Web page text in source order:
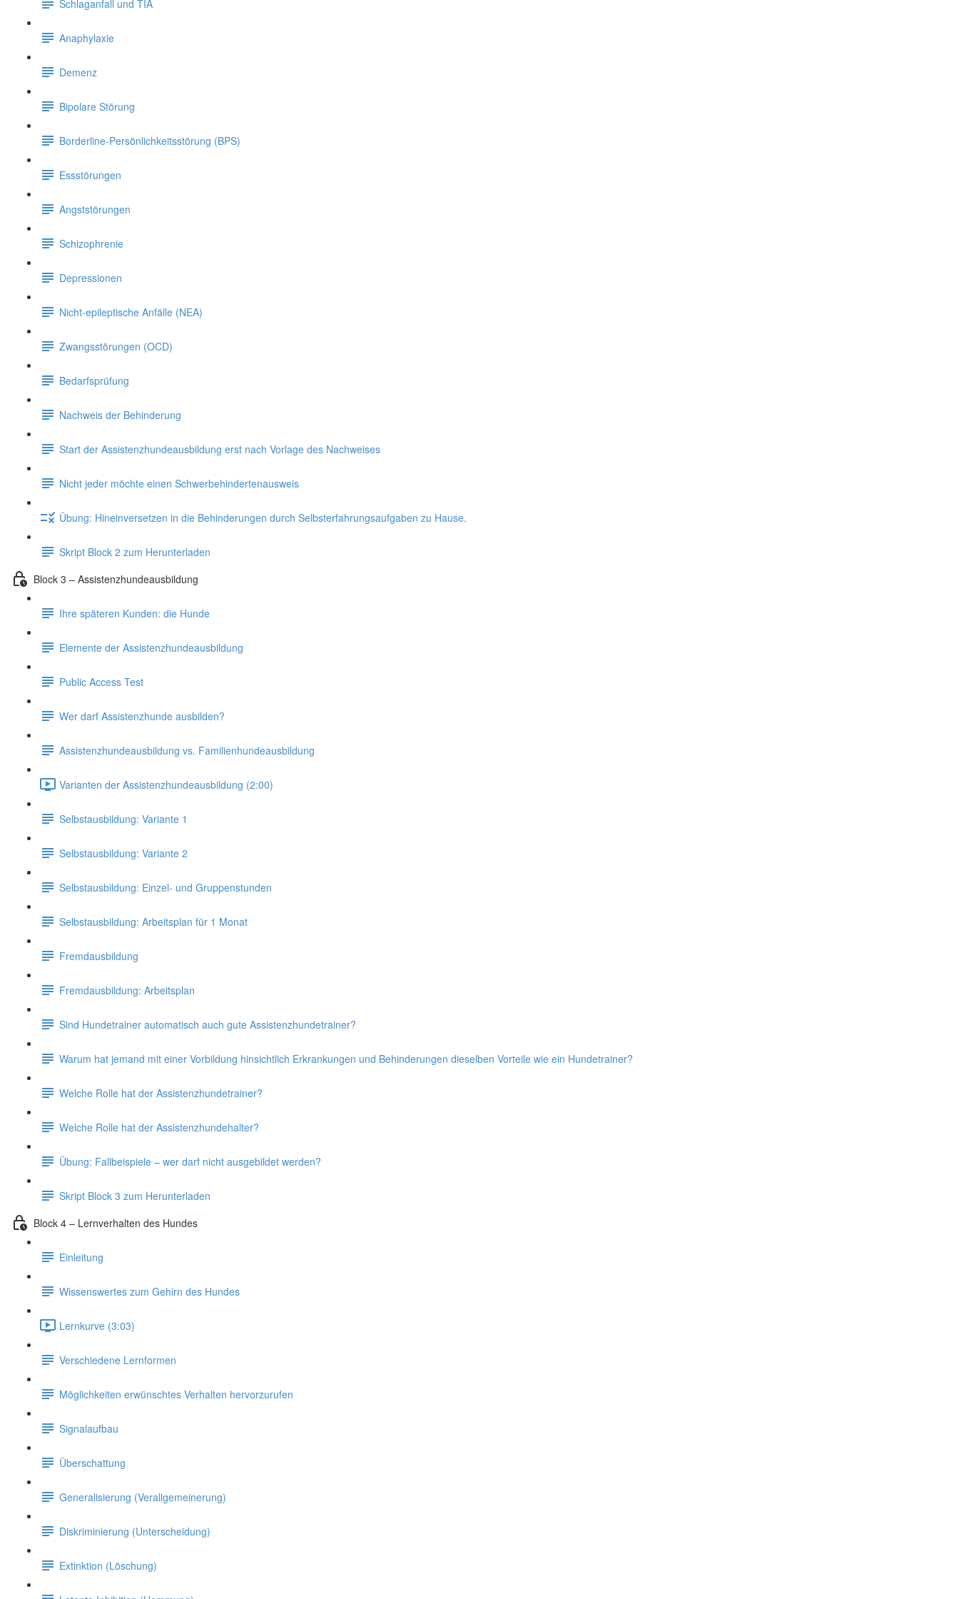
Schlaganfall und TIA
Anaphylaxie
Demenz
Bipolare Störung
Borderline-Persönlichkeitsstörung (BPS)
Essstörungen
Angststörungen
Schizophrenie
Depressionen
Nicht-epileptische Anfälle (NEA)
Zwangsstörungen (OCD)
Bedarfsprüfung
Nachweis der Behinderung
Start der Assistenzhundeausbildung erst nach Vorlage des Nachweises
Nicht jeder möchte einen Schwerbehindertenausweis
Übung: Hineinversetzen in die Behinderungen durch Selbsterfahrungsaufgaben zu Hause.
Skript Block 2 zum Herunterladen
Block 3 – Assistenzhundeausbildung
Ihre späteren Kunden: die Hunde
Elemente der Assistenzhundeausbildung
Public Access Test
Wer darf Assistenzhunde ausbilden?
Assistenzhundeausbildung vs. Familienhundeausbildung
Varianten der Assistenzhundeausbildung (2:00)
Selbstausbildung: Variante 1
Selbstausbildung: Variante 2
Selbstausbildung: Einzel- und Gruppenstunden
Selbstausbildung: Arbeitsplan für 1 Monat
Fremdausbildung
Fremdausbildung: Arbeitsplan
Sind Hundetrainer automatisch auch gute Assistenzhundetrainer?
Warum hat jemand mit einer Vorbildung hinsichtlich Erkrankungen und Behinderungen dieselben Vorteile wie ein Hundetrainer?
Welche Rolle hat der Assistenzhundetrainer?
Welche Rolle hat der Assistenzhundehalter?
Übung: Fallbeispiele – wer darf nicht ausgebildet werden?
Skript Block 3 zum Herunterladen
Block 4 – Lernverhalten des Hundes
Einleitung
Wissenswertes zum Gehirn des Hundes
Lernkurve (3:03)
Verschiedene Lernformen
Möglichkeiten erwünschtes Verhalten hervorzurufen
Signalaufbau
Überschattung
Generalisierung (Verallgemeinerung)
Diskriminierung (Unterscheidung)
Extinktion (Löschung)